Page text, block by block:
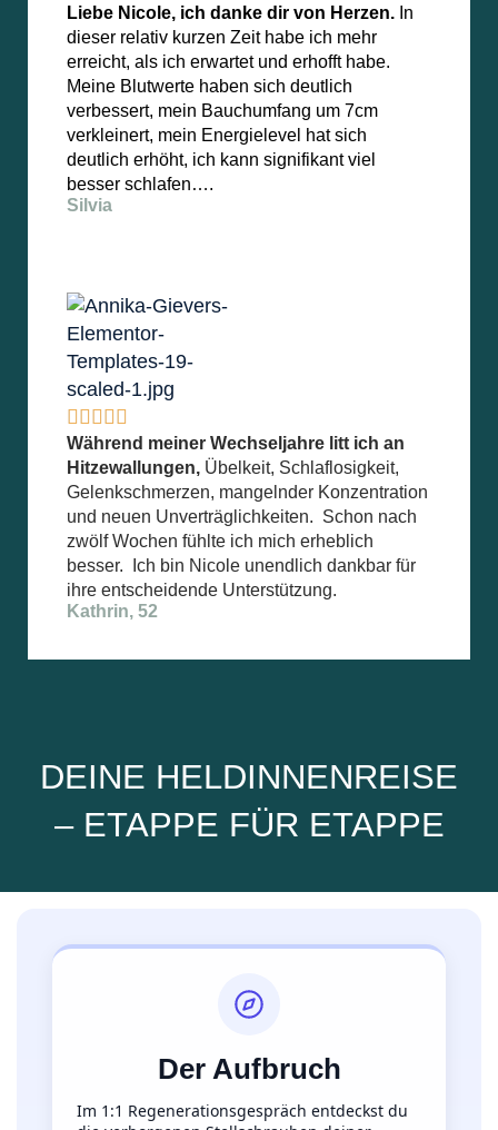
Liebe Nicole, ich danke dir von Herzen. In
dieser relativ kurzen Zeit habe ich mehr
erreicht, als ich erwartet und erhofft habe.
Meine Blutwerte haben sich deutlich
verbessert, mein Bauchumfang um 7cm
verkleinert, mein Energielevel hat sich
deutlich erhöht, ich kann signifikant viel
besser schlafen….
Silvia
    
Während meiner Wechseljahre litt ich an
Hitzewallungen, Übelkeit, Schlaflosigkeit,
Gelenkschmerzen, mangelnder Konzentration
und neuen Unverträglichkeiten. Schon nach
zwölf Wochen fühlte ich mich erheblich
besser. Ich bin Nicole unendlich dankbar für
ihre entscheidende Unterstützung.
Kathrin, 52
DEINE HELDINNENREISE
– ETAPPE FÜR ETAPPE
Der Aufbruch
Im 1:1 Regenerationsgespräch entdeckst du